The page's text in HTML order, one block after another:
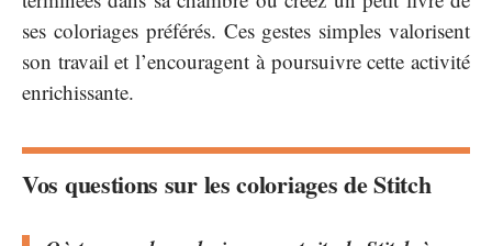
ses coloriages préférés. Ces gestes simples valorisent
son travail et l’encouragent à poursuivre cette activité
enrichissante.
Vos questions sur les coloriages de Stitch